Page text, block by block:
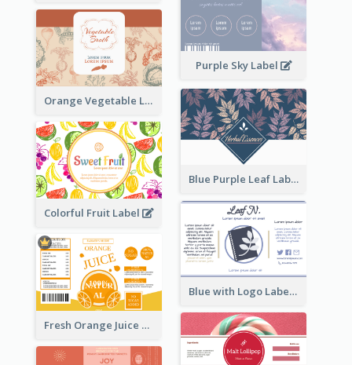
Purple Sky Label
Orange Vegetable Label
Blue Purple Leaf Label
Colorful Fruit Label
Blue with Logo Label
Fresh Orange Juice Label